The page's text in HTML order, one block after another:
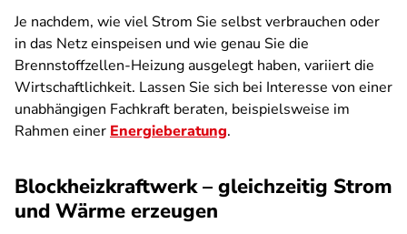
Je nachdem, wie viel Strom Sie selbst verbrauchen oder
in das Netz einspeisen und wie genau Sie die
Brennstoffzellen-Heizung ausgelegt haben, variiert die
Wirtschaftlichkeit. Lassen Sie sich bei Interesse von einer
unabhängigen Fachkraft beraten, beispielsweise im
Rahmen einer Energieberatung.
Blockheizkraftwerk – gleichzeitig Strom
und Wärme erzeugen